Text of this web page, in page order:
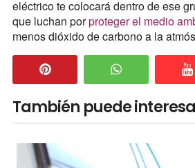
eléctrico te colocará dentro de ese
que luchan porproteger el medio
menos dióxido de carbono a la
También puede